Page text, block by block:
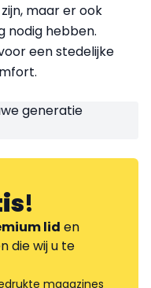
maar er ook
nodig hebben.
een stedelijke
!
lid en
die wij u te
magazines